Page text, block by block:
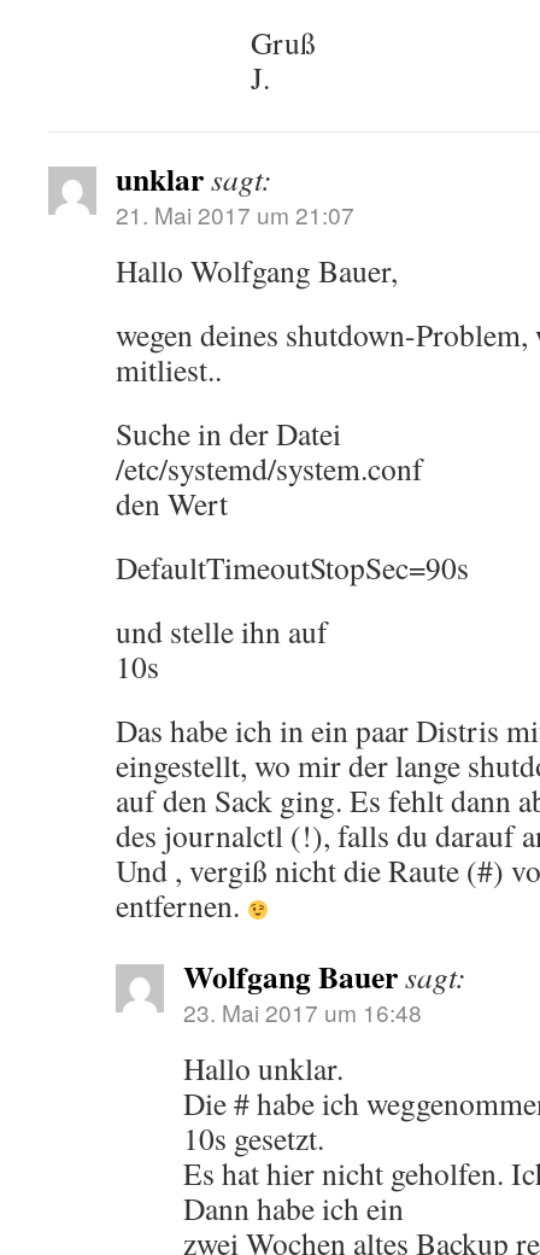
Gruß
J.
unklarsagt:
21. Mai 2017 um 21:07
Hallo Wolfgang Bauer,
wegen deines shutdown-
mitliest..
Suche in der Datei
/etc/systemd/system.conf
den Wert
DefaultTimeoutStopSec=90s
und stelle ihn auf
10s
Das habe ich in ein paar Distris
eingestellt, wo mir der lange
auf den Sack ging. Es fehlt dann
des journalctl (!), falls du darauf
Und , vergiß nicht die Raute (#)
entfernen.
Wolfgang Bauersagt:
23. Mai 2017 um 16:48
Hallo unklar.
Die # habe ich
10s gesetzt.
Es hat hier nicht geholfen.
Dann habe ich ein
zwei Wochen altes Backup